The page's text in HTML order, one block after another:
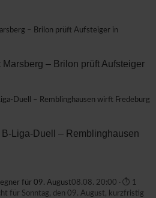
– Brilon prüft Aufsteiger
Liga-Duell – Remblinghausen
für 09. August08.08. 20:00 · ⏱ 1
für Sonntag, den 09. August, kurzfristig